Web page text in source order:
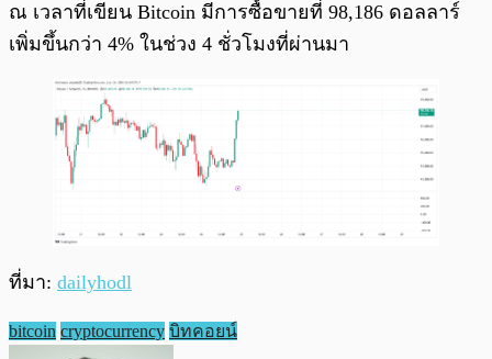
ณ เวลาที่เขียน Bitcoin มีการซื้อขายที่ 98,186 ดอลลาร์
เพิ่มขึ้นกว่า 4% ในช่วง 4 ชั่วโมงที่ผ่านมา
ที่มา: dailyhodl
bitcoin cryptocurrency บิทคอยน์